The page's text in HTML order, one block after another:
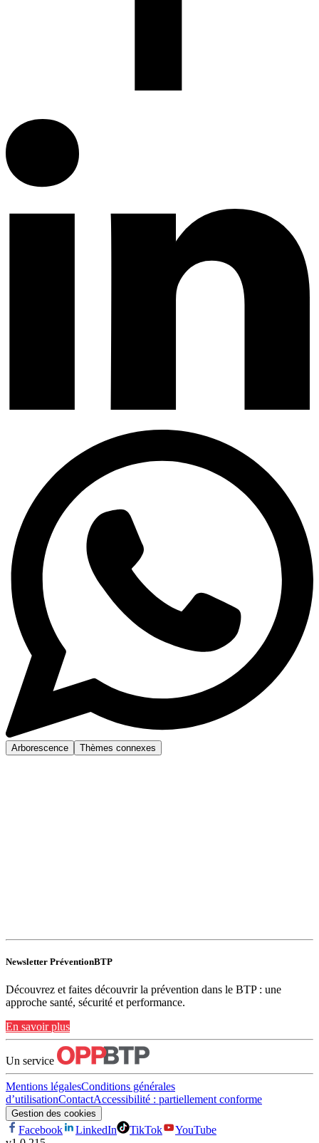
Arborescence Thèmes connexes
Newsletter PréventionBTP
Découvrez et faites découvrir la prévention dans le BTP : une
approche santé, sécurité et performance.
En savoir plus
Un service
Mentions légalesConditions générales
d’utilisationContactAccessibilité : partiellement conforme
Gestion des cookies
Facebook LinkedIn TikTok
YouTube